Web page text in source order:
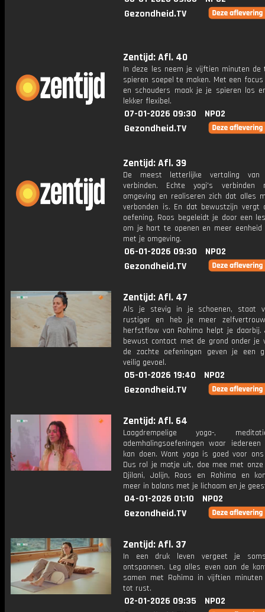
Gezondheid.TV
Zentijd: Afl. 40
In deze les neem je vijftien minuten de
spieren soepel te maken. Met een
en schouders maak je je spieren los
lekker flexibel.
07-01-2026 09:30
NPO2
Gezondheid.TV
Zentijd: Afl. 39
De meest letterlijke vertaling
verbinden. Echte yogi's verbinden
omgeving en realiseren zich dat alles
verbonden is. En dat bewustzijn vergt
oefening. Roos begeleidt je door een
om je hart te openen en meer eenheid
met je omgeving.
06-01-2026 09:30
NPO2
Gezondheid.TV
Zentijd: Afl. 47
Als je stevig in je schoenen, staat
rustiger en heb je meer
herfstflow van Rohima helpt je daarbij.
bewust contact met de grond onder je
de zachte oefeningen geven je een
veilig gevoel.
05-01-2026 19:40
NPO2
Gezondheid.TV
Zentijd: Afl. 64
Laagdrempelige yoga-,
ademhalingsoefeningen waar
kan doen. Want yoga is goed voor
Dus rol je matje uit, doe mee met onze
Djilani, Jolijn, Roos en Rohima en
meer in balans met je lichaam en je
04-01-2026 01:10
NPO2
Gezondheid.TV
Zentijd: Afl. 37
In een druk leven vergeet je
ontspannen. Leg alles even aan de
samen met Rohima in vijftien minuten
tot rust.
02-01-2026 09:35
NPO2